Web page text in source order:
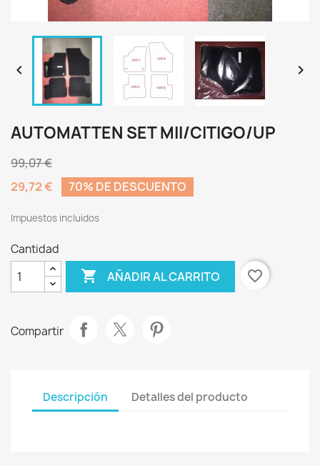
 
AUTOMATTEN SET MII/CITIGO/UP
99,07 €
29,72 €
70% DE DESCUENTO
Impuestos incluidos
Cantidad
 AÑADIR AL CARRITO favorite_border
Compartir
Descripción Detalles del producto